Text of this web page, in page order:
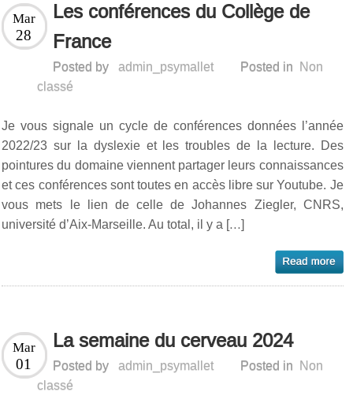
Les conférences du Collège de
France
Mar
28
Posted by admin_psymallet Posted in
Non
classé
Je vous signale un cycle de conférences données l’année
2022/23 sur la dyslexie et les troubles de la lecture. Des
pointures du domaine viennent partager leurs connaissances
et ces conférences sont toutes en accès libre sur Youtube. Je
vous mets le lien de celle de Johannes Ziegler, CNRS,
université d’Aix-Marseille. Au total, il y a […]
La semaine du cerveau 2024
Mar
01 Posted by admin_psymallet Posted in
Non
classé